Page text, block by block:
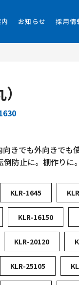
お知らせ 採用情
きでも外向きでも
防止に。棚作りに。
KLR-1645
KLR-16150
KLR-20120
KLR-25105